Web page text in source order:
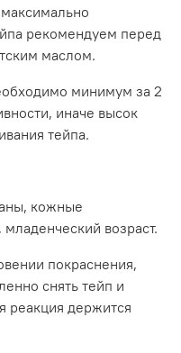
рекомендуем перед
маслом.
минимум за 2
иначе высок
тейпа.
кожные
возраст.
покраснения,
снять тейп и
реакция держится